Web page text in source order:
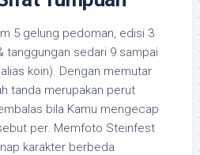
5 gelung pedoman, edisi 3
tanggungan sedari 9 sampai
koin). Dengan memutar
tanda merupakan perut
bila Kamu mengecap
per. Memfoto Steinfest
karakter berbeda